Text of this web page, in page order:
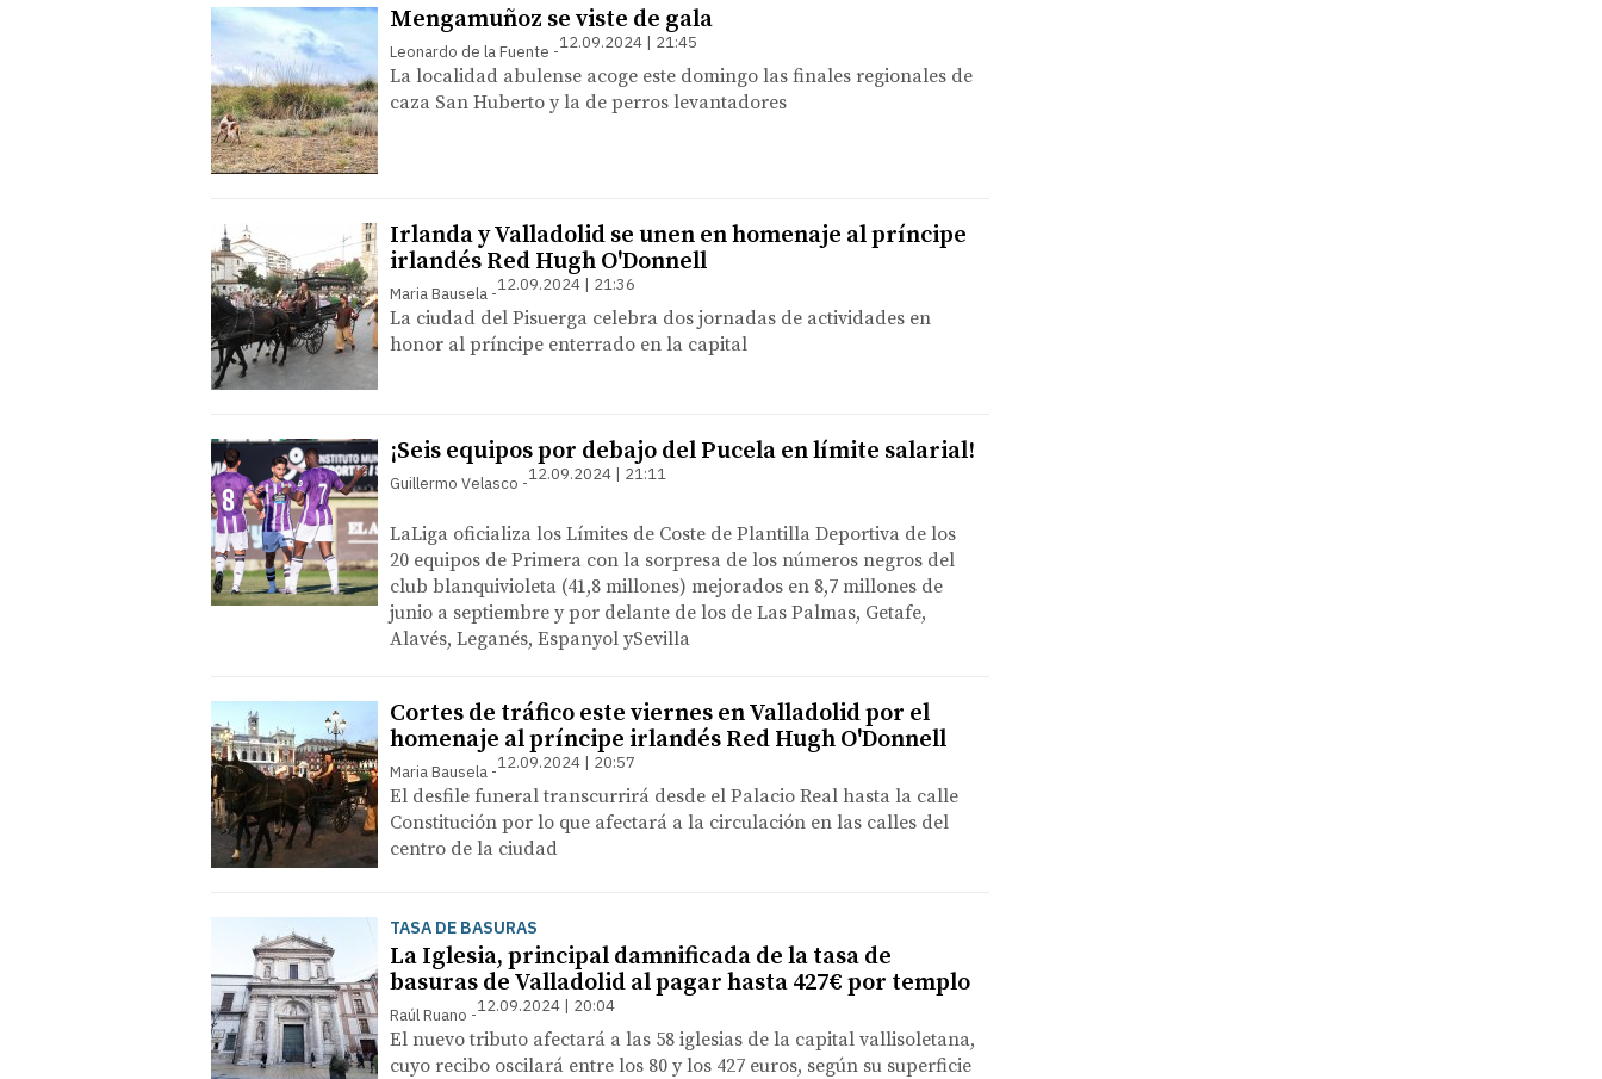
Mengamuñoz se viste de gala
Leonardo de la Fuente 12.09.2024 | 21:45
La localidad abulense acoge este domingo las finales regionales de
caza San Huberto y la de perros levantadores
Irlanda y Valladolid se unen en homenaje al príncipe
irlandés Red Hugh O'Donnell
Maria Bausela 12.09.2024 | 21:36
La ciudad del Pisuerga celebra dos jornadas de actividades en
honor al príncipe enterrado en la capital
¡Seis equipos por debajo del Pucela en límite salarial!
Guillermo Velasco 12.09.2024 | 21:11
LaLiga oficializa los Límites de Coste de Plantilla Deportiva de los
20 equipos de Primera con la sorpresa de los números negros del
club blanquivioleta (41,8 millones) mejorados en 8,7 millones de
junio a septiembre y por delante de los de Las Palmas, Getafe,
Alavés, Leganés, Espanyol ySevilla
Cortes de tráfico este viernes en Valladolid por el
homenaje al príncipe irlandés Red Hugh O'Donnell
Maria Bausela 12.09.2024 | 20:57
El desfile funeral transcurrirá desde el Palacio Real hasta la calle
Constitución por lo que afectará a la circulación en las calles del
centro de la ciudad
TASA DE BASURAS
La Iglesia, principal damnificada de la tasa de
basuras de Valladolid al pagar hasta 427€ por templo
Raúl Ruano 12.09.2024 | 20:04
El nuevo tributo afectará a las 58 iglesias de la capital vallisoletana,
cuyo recibo oscilará entre los 80 y los 427 euros, según su superficie